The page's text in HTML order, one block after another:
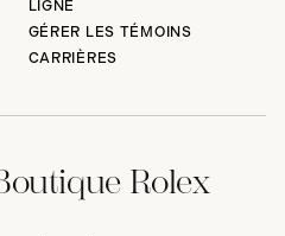
LIGNE
GÉRER LES TÉMOINS
CARRIÈRES
Rolex